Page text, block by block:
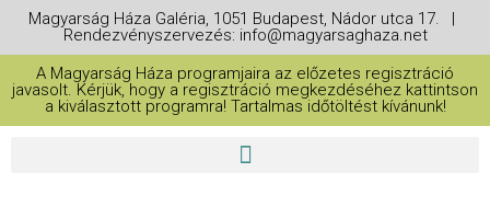
Magyarság Háza Galéria, 1051 Budapest, Nádor utca 17. |
Rendezvényszervezés: info@magyarsaghaza.net
A Magyarság Háza programjaira az előzetes regisztráció
javasolt. Kérjük, hogy a regisztráció megkezdéséhez kattintson
a kiválasztott programra! Tartalmas időtöltést kívánunk!